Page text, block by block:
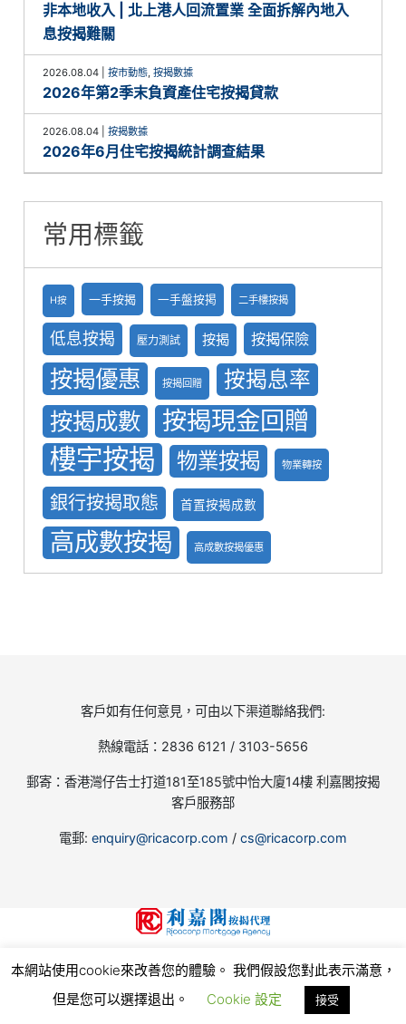
非本地收入 | 北上港人回流置業 全面拆解內地入
息按揭難關
2026.08.04 |按市動態,按揭數據
2026年第2季末負資產住宅按揭貸款
2026.08.04 |按揭數據
2026年6月住宅按揭統計調查結果
常用標籤
H按 一手按揭 一手盤按掲 二手樓按揭
低息按揭 壓力測試 按揭 按揭保險
按揭優惠 按揭回贈 按揭息率
按揭成數 按揭現金回贈
樓宇按揭 物業按揭 物業轉按
銀行按揭取態 首置按揭成數
高成數按揭 高成數按揭優惠
客戶如有任何意見，可由以下渠道聯絡我們:
熱線電話：2836 6121 / 3103-5656
郵寄：香港灣仔告士打道181至185號中怡大廈14樓 利嘉閣按揭
客戶服務部
電郵: enquiry@ricacorp.com / cs@ricacorp.com
地產代理(公司)牌照號碼:C-002504
© 2026利嘉閣按揭代理有限公司 Ricacorp Mortgage Agency Limited, all rights reserved.使
本網站使用cookie來改善您的體驗。 我們假設您對此表示滿意，
但是您可以選擇退出。
Cookie 設定 接受